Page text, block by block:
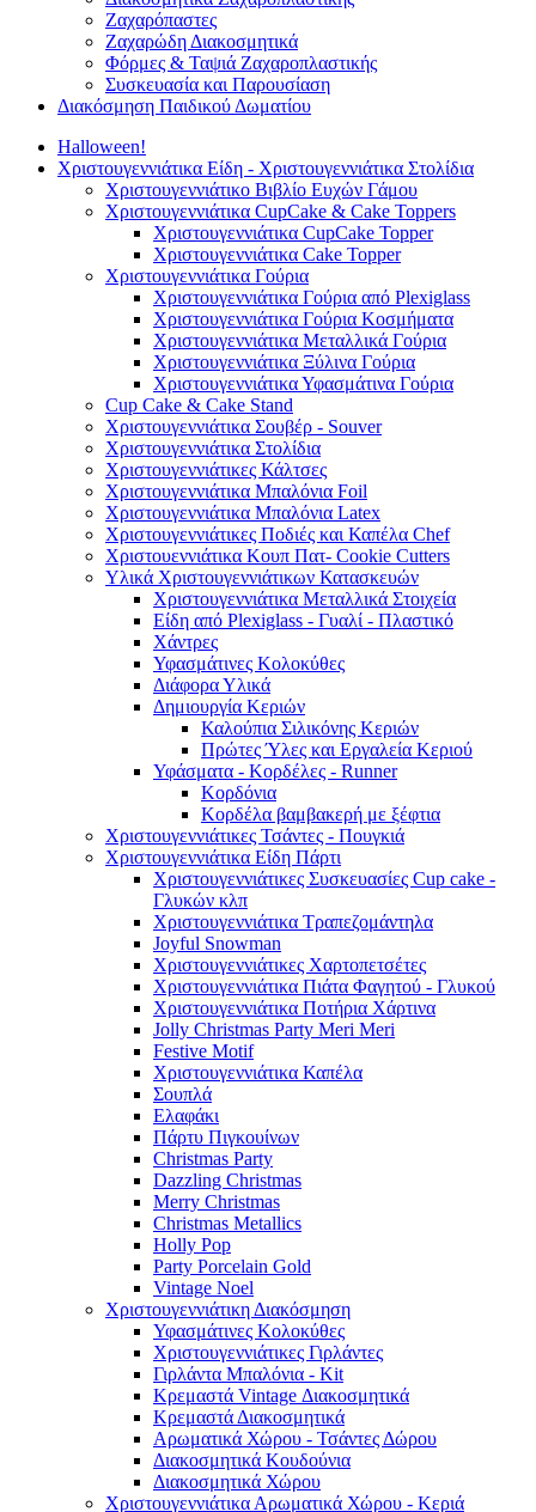
Ζαχαρόπαστες
Ζαχαρώδη Διακοσμητικά
Φόρμες & Ταψιά Ζαχαροπλαστικής
Συσκευασία και Παρουσίαση
Διακόσμηση Παιδικού Δωματίου
Halloween!
Χριστουγεννιάτικα Είδη - Χριστουγεννιάτικα Στολίδια
Χριστουγεννιάτικο Βιβλίο Ευχών Γάμου
Χριστουγεννιάτικα CupCake & Cake Toppers
Χριστουγεννιάτικα CupCake Topper
Χριστουγεννιάτικα Cake Topper
Χριστουγεννιάτικα Γούρια
Χριστουγεννιάτικα Γούρια από Plexiglass
Χριστουγεννιάτικα Γούρια Κοσμήματα
Χριστουγεννιάτικα Μεταλλικά Γούρια
Χριστουγεννιάτικα Ξύλινα Γούρια
Χριστουγεννιάτικα Υφασμάτινα Γούρια
Cup Cake & Cake Stand
Χριστουγεννιάτικα Σουβέρ - Souver
Χριστουγεννιάτικα Στολίδια
Χριστουγεννιάτικες Κάλτσες
Χριστουγεννιάτικα Μπαλόνια Foil
Χριστουγεννιάτικα Μπαλόνια Latex
Χριστουγεννιάτικες Ποδιές και Καπέλα Chef
Χριστουεννιάτικα Κουπ Πατ- Cookie Cutters
Υλικά Χριστουγεννιάτικων Κατασκευών
Χριστουγεννιάτικα Μεταλλικά Στοιχεία
Είδη από Plexiglass - Γυαλί - Πλαστικό
Χάντρες
Υφασμάτινες Κολοκύθες
Διάφορα Υλικά
Δημιουργία Κεριών
Καλούπια Σιλικόνης Κεριών
Πρώτες Ύλες και Εργαλεία Κεριού
Υφάσματα - Κορδέλες - Runner
Κορδόνια
Κορδέλα βαμβακερή με ξέφτια
Χριστουγεννιάτικες Τσάντες - Πουγκιά
Χριστουγεννιάτικα Είδη Πάρτι
Χριστουγεννιάτικες Συσκευασίες Cup cake -
Γλυκών κλπ
Χριστουγεννιάτικα Τραπεζομάντηλα
Joyful Snowman
Χριστουγεννιάτικες Χαρτοπετσέτες
Χριστουγεννιάτικα Πιάτα Φαγητού - Γλυκού
Χριστουγεννιάτικα Ποτήρια Χάρτινα
Jolly Christmas Party Meri Meri
Festive Motif
Χριστουγεννιάτικα Καπέλα
Σουπλά
Ελαφάκι
Πάρτυ Πιγκουίνων
Christmas Party
Dazzling Christmas
Merry Christmas
Christmas Metallics
Holly Pop
Party Porcelain Gold
Vintage Noel
Χριστουγεννιάτικη Διακόσμηση
Υφασμάτινες Κολοκύθες
Χριστουγεννιάτικες Γιρλάντες
Γιρλάντα Μπαλόνια - Kit
Κρεμαστά Vintage Διακοσμητικά
Κρεμαστά Διακοσμητικά
Αρωματικά Χώρου - Τσάντες Δώρου
Διακοσμητικά Κουδούνια
Διακοσμητικά Χώρου
Χριστουγεννιάτικα Αρωματικά Χώρου - Κεριά